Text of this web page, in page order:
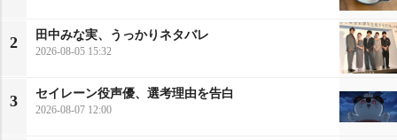
2
田中みな実、うっかりネタバレ
2026-08-05 15:32
3
セイレーン役声優、選考理由を告白
2026-08-07 12:00